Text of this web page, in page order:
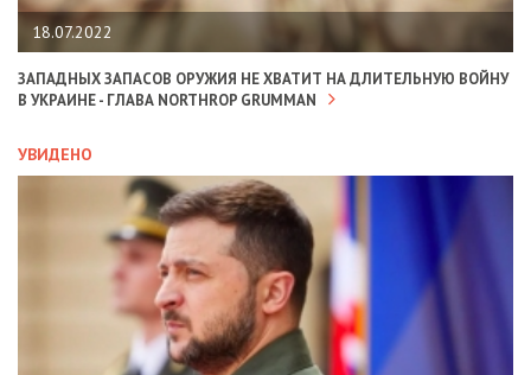
18.07.2022
ЗАПАДНЫХ ЗАПАСОВ ОРУЖИЯ НЕ ХВАТИТ НА ДЛИТЕЛЬНУЮ ВОЙНУ
В УКРАИНЕ - ГЛАВА NORTHROP GRUMMAN
УВИДЕНО